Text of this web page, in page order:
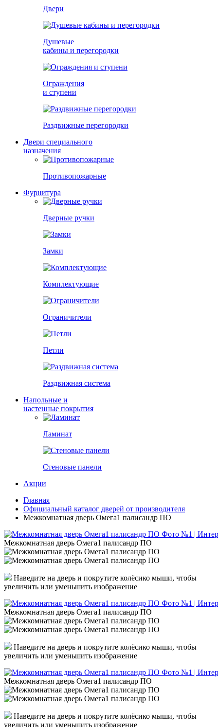
Двери
Душевые
кабины и перегородки
Ограждения
и ступени
Раздвижные перегородки
Двери специального
назначения
Противопожарные
Фурнитура
Дверные ручки
Замки
Комплектующие
Ограничители
Петли
Раздвижная система
Напольные и
настенные покрытия
Ламинат
Стеновые панели
Акции
Главная
Официальный каталог дверей от производителя
Межкомнатная дверь Омега1 палисандр ПО
Межкомнатная дверь Омега1 палисандр ПО
Наведите на дверь и покрутите колёсико мыши, чтобы
увеличить или уменьшить изображение
Межкомнатная дверь Омега1 палисандр ПО
Наведите на дверь и покрутите колёсико мыши, чтобы
увеличить или уменьшить изображение
Межкомнатная дверь Омега1 палисандр ПО
Наведите на дверь и покрутите колёсико мыши, чтобы
увеличить или уменьшить изображение